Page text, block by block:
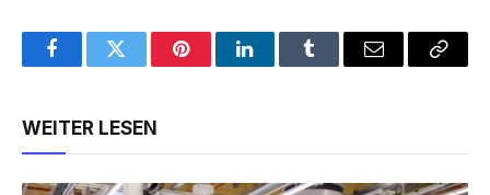
FacebookTwitter PinterestLinkedInTumblr Email
Copy
WEITER LESEN